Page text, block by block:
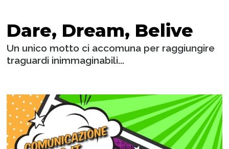
Dare, Dream, Belive
Un unico motto ci accomuna per raggiungire
traguardi inimmaginabili...